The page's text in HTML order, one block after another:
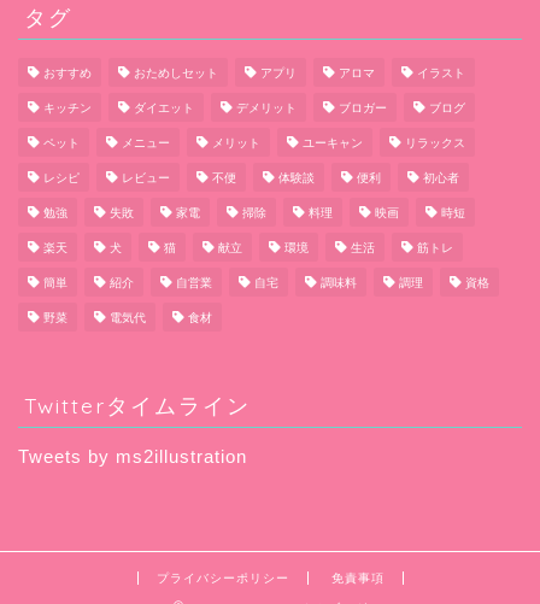
タグ
おすすめ おためしセット アプリ アロマ イラスト
キッチン ダイエット デメリット ブロガー ブログ
ペット メニュー メリット ユーキャン リラックス
レシピ レビュー 不便 体験談 便利 初心者
勉強 失敗 家電 掃除 料理 映画 時短
楽天 犬 猫 献立 環境 生活 筋トレ
簡単 紹介 自営業 自宅 調味料 調理 資格
野菜 電気代 食材
Twitterタイムライン
Tweets by ms2illustration
プライバシーポリシー 免責事項